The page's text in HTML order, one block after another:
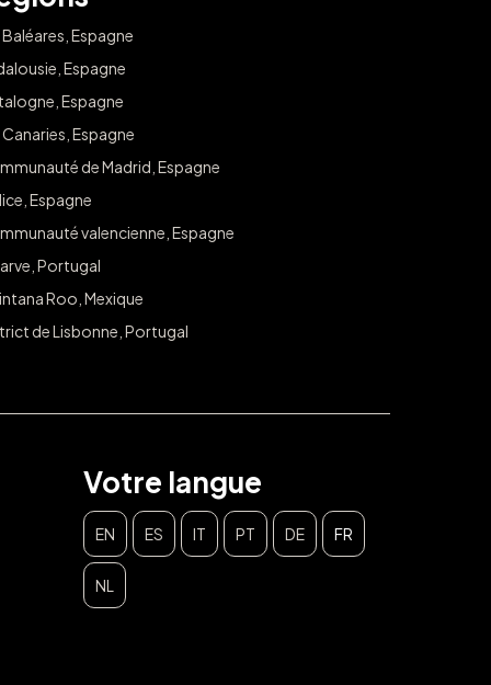
Baléares, Espagne
Espagne
Espagne
Canaries, Espagne
de Madrid, Espagne
Espagne
valencienne, Espagne
Portugal
Roo, Mexique
de Lisbonne, Portugal
Votre langue
EN ES IT PT DE FR
NL